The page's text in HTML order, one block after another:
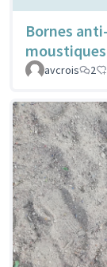
Bornes anti-
moustiques
avcrois
2